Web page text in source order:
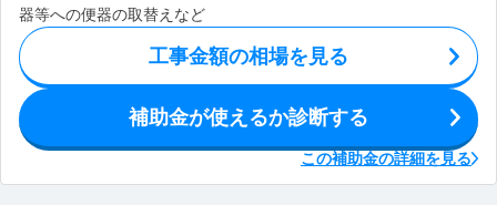
器等への便器の取替えなど
工事金額の相場を見る
補助金が使えるか診断する
この補助金の詳細を見る